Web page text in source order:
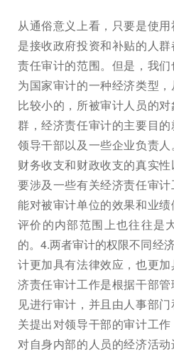
从通俗意义上看，只要是使
是接收政府投资和补贴的人
责任审计的范围。但是，我
为国家审计的一种经济类型
比较小的，所被审计人员的
群，经济责任审计的主要目
领导干部以及一些企业负责
财务收支和财政收支的真实
要涉及一些有关经济责任审
能对被审计单位的效果和业
评价的内部范围上也往往是
的。4.两者审计的权限不同经
计更加具有法律效应，也更
济责任审计工作是根据干部
见进行审计，并且由人事部
关提出对领导干部的审计工
对自身内部的人员的经济活